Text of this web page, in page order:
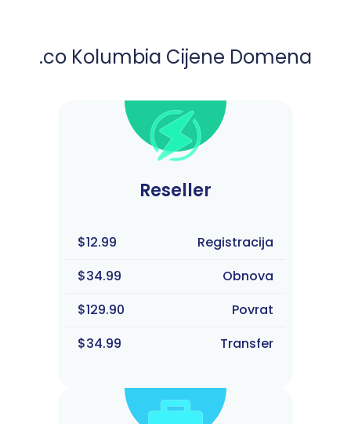
.co Kolumbia Cijene Domena
Reseller
$12.99
Registracija
$34.99
Obnova
$129.90
Povrat
$34.99
Transfer